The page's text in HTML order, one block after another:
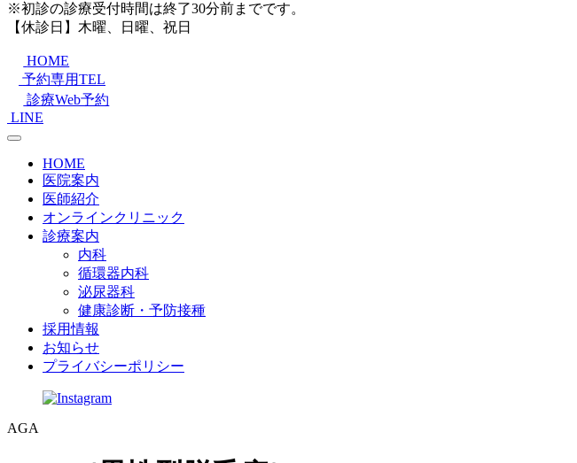
※初診の診療受付時間は終了30分前までです。
【休診日】木曜、日曜、祝日
HOME
予約専用TEL
診療Web予約
LINE
HOME
医院案内
医師紹介
オンラインクリニック
診療案内
内科
循環器内科
泌尿器科
健康診断・予防接種
採用情報
お知らせ
プライバシーポリシー
AGA